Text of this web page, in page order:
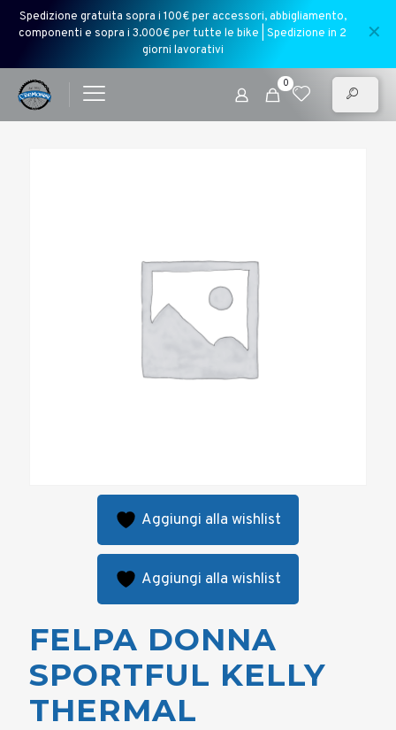
Spedizione gratuita sopra i 100€ per accessori, abbigliamento,
componenti e sopra i 3.000€ per tutte le bike | Spedizione in 2
giorni lavorativi
✕
0
Aggiungi alla wishlist
Aggiungi alla wishlist
FELPA DONNA
SPORTFUL KELLY
THERMAL